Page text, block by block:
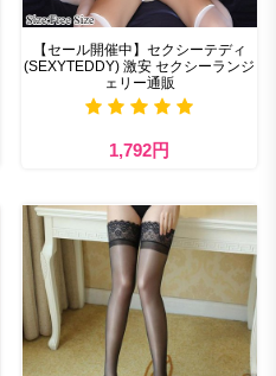
【セール開催中】セクシーテディ
(SEXYTEDDY) 激安 セクシーランジ
ェリー通販
1,792円